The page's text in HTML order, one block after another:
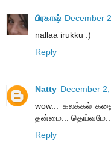
பிரகாஷ் December
nallaa irukku :)
Reply
Natty December
wow... கலக்கல்
தன்மை... தெய்வமே...
Reply